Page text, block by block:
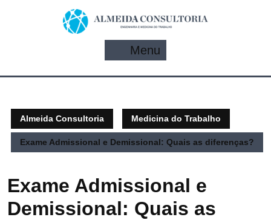
Menu
Almeida Consultoria Medicina do Trabalho
Exame Admissional e Demissional: Quais as diferenças?
Exame Admissional e
Demissional: Quais as